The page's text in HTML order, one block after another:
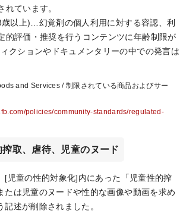
れています。
以上)…幻覚剤の個人利用に対する容認、利
的評価・推奨を行うコンテンツに年齢制限が
クションやドキュメンタリーの中での発言は
and Services / 制限されている商品およびサー
policies/community-standards/regulated-
取、虐待、児童のヌード
[児童の性的対象化]内にあった「児童性的搾
たは児童のヌードや性的な画像や動画を求め
述が削除されました。